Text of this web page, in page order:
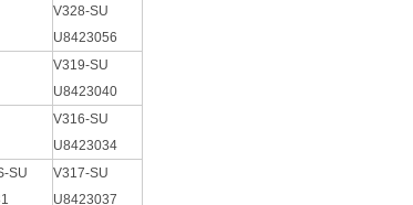
V328-SU
U8423056
V319-SU
U8423040
V316-SU
U8423034
SU
V317-SU
U8423037